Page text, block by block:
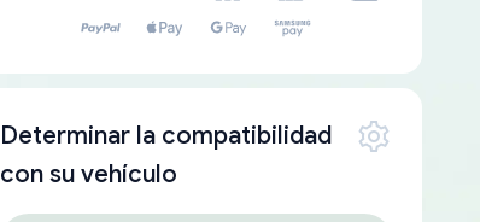
Determinar la compatibilidad
con su vehículo